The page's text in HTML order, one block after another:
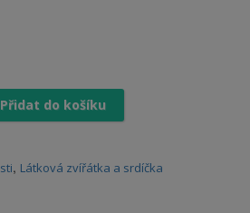
Přidat do košíku
, Látková zvířátka a srdíčka